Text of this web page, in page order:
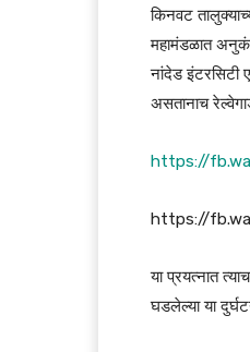
किनवट
महामंडळात
नांदेड इंटरसिटी
असतानाच
https://
https://
या प्रयत्नात
घडलेल्या या